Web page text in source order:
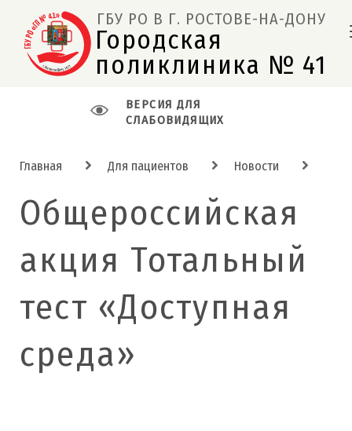
ГБУ РО В Г. РОСТОВЕ-НА-ДОНУ
Городская
поликлиника № 41
ВЕРСИЯ ДЛЯ
СЛАБОВИДЯЩИХ
Главная Для пациентов Новости
Общероссийская
акция Тотальный
тест «Доступная
среда»